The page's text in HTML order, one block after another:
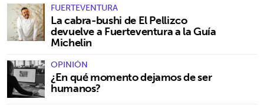
FUERTEVENTURA
La cabra-bushi de El Pellizco
devuelve a Fuerteventura a la Guía
Michelin
OPINIÓN
¿En qué momento dejamos de ser
humanos?